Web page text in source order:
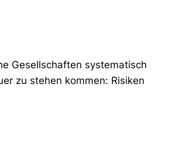
Gesellschaften systematisch
zu stehen kommen: Risiken